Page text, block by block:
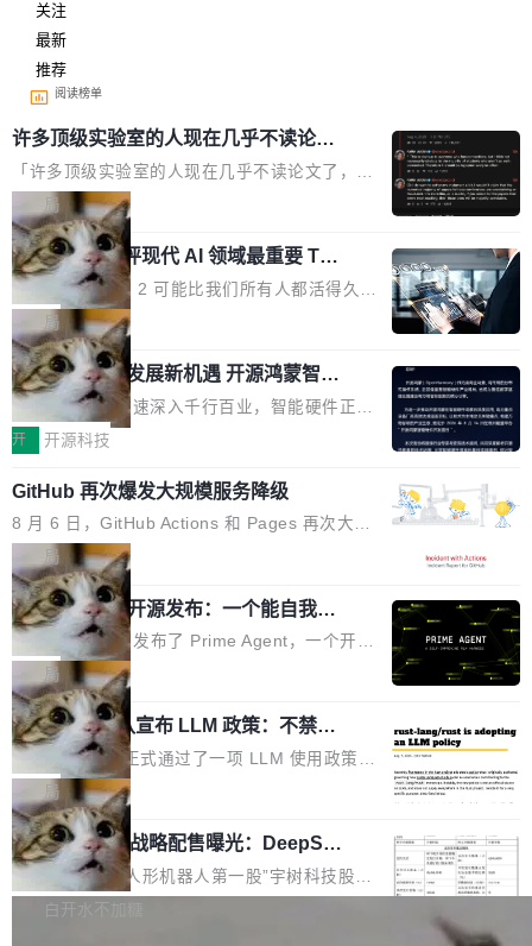
关注
最新
推荐
阅读榜单
许多顶级实验室的人现在几乎不读论文
了
「许多顶级实验室的人现在几乎不读论文了，而
且他们认为 ICLR/ICML/NeurIPS 充斥着大量过
度宣传和欺诈。」 OpenAI 研究员 Keller Jorda
n 这条推文引发了广泛讨论。他不是在说风凉
话，他是说出了一个圈内人尽皆知但很少公开捅
破的事实。 Jordan 随后补充了一句软化声明：
「我不认为这些会议上大部分论文都在过度宣传
或造假。问题是，作为读者，如果你筛选出那些
看起来最令人兴奋的论文，那它们大部分都是过
度宣传的。」 这才是真正的痛点。不是所有论文
都有问题，是最吸引眼球的那批论文最有问题。
他引用的帖子来自 Mathew Shen，一位 ICLR 2
026 的读者：「看了篇 ...
局
xAI 前工程师评现代 AI 领域最重要 Top
3 开源项目
Flash Attention 2 可能比我们所有人都活得久。
这句话不是来自某个技术博客，而是出自 Hieu
Pham 的一条推文。Hieu Pham 是谁？他是 xAI
的早期工程师之一，在 Grok 训练基础设施团队
工作过。近日他在 X 上发了一条帖子，列出了他
认为现代 AI 领域最重要的三个开源项目。 第一
个名字毫无悬念：Flash Attention 2。 Hieu 的
理由很具体。FA 系列不需要解释，但 FA2 是他
认为最重要的一个——复杂度恰到好处，刚好能
驱动你去学 CuTe，但还没被那些"邪恶的" Hopp
er++ 优化所淹没，足够容易修改和适配。 更关
键的是 FA2 的持久性...
局
共商智能硬件发展新机遇 开源鸿蒙智能
硬件开发者日杭州站即将举行
随着万物智联加速深入千行百业，智能硬件正从
单点设备迈向智能化、网联化、协同化发展。作
鸿蒙通过统一技术底座和分布式能力，为不同类
型智能设备的开发、连接与互联提供关键支撑，
也为产业链企业探索产品创新与商业增长打开新
的空间。 8月14日，开源鸿蒙智能硬件开发者日
（OHDD：OpenHarmony Hardware Develope
r Day）将在杭州启航。活动面向智能硬件产业
链企业和开发者，邀请行业专家与资深技术顾
问，围绕开源鸿蒙技术能力、设备适配、芯片适
配、功耗与稳定性调优、兼容性测评及统一互联
等内容展开系统讲解和实战交流，帮助企业进一
步了解开源鸿蒙在智能...
开 开源科技
GitHub 再次爆发大规模服务降级
8 月 6 日，GitHub Actions 和 Pages 再次大规
模服务降级，Actions 完全不可用超过 5 小时，
webhook 停发，连自托管 runner 也因调度层故
障无法工作。Pages、Copilot code review、C
opilot coding agent 全部受影响。从检测到完全
恢复，大约 12 小时。 这是 2026 年 8 月的第六
起事故，其中四起与 AI/Copilot 服务相关。 Git
Hub 员工 kdaigle 在 HN 讨论中贴出了一组数
据：2025 年全年 10 亿次 commit。现在，每周
2.75 亿次，全年预计 140 亿次。GitHub...
局
Prime Agent 开源发布：一个能自我改
进的编程 Agent，ARC-AGI 3 超越人类
专家基线
Prime Intellect 发布了 Prime Agent，一个开源
的编程 Agent Harness，核心设计围绕两个抽
象：Recursive Language Model（RLM）和 C
ontinual Harness。在 ARC-AGI 3 基准测试
上，Prime Agent + Opus 5 的组合达到了 95.
5% RHAE Best@1，超过了 ARC 报告的人类专
家基线 95.4%。 不是又一个 coding agent 包装
器 Prime Agent 的架构和市面上大多数 coding
agent 有本质区别。大多数 agent harness 的设
计是基于早期模型的能力—...
局
Rust 项目团队宣布 LLM 政策：不禁
止，但你要承认哪些代码不是你写的
Rust 语言项目正式通过了一项 LLM 使用政策，
覆盖 rust-lang/rust 单一仓库的代码贡献。这不
是项目级别的官方立场，目前由五个团队采纳，
但它可能是主流开源项目中关于 AI 辅助贡献最
细致的一份规则。 政策的核心只有一句话：LLM
可以用来分析、提炼、审阅、建议，但不能用来
局
宇树科技 IPO 战略配售曝光：DeepSe
ek 获配 93.3 万股，锁定 36 个月
8月6日晚间，“人形机器人第一股”宇树科技股份
有限公司披露IPO发行价格及战略配售结果，杭
白开水不加糖